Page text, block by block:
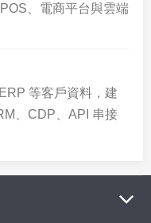
、電商平台與雲端
等客戶資料，建
、CDP、API 串接